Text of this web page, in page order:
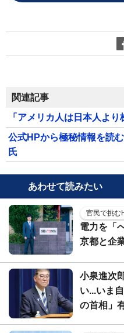
関連記事
「アメリカ人は日本人よ
公式HPから極秘情報を読
氏
あわせて読みたい
官民で挑む
電力を「
京都と企
小泉進次
い...いま
の首相」